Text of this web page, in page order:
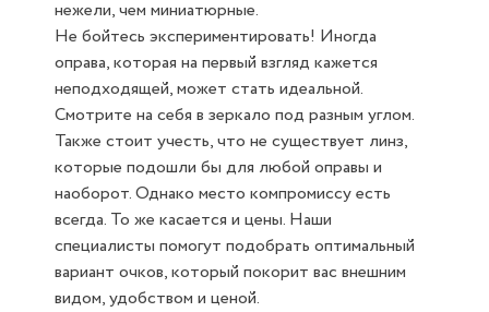
нежели, чем миниатюрные.
Не бойтесь экспериментировать! Иногда
оправа, которая на первый взгляд кажется
неподходящей, может стать идеальной.
Смотрите на себя в зеркало под разным углом.
Также стоит учесть, что не существует линз,
которые подошли бы для любой оправы и
наоборот. Однако место компромиссу есть
всегда. То же касается и цены. Наши
специалисты помогут подобрать оптимальный
вариант очков, который покорит вас внешним
видом, удобством и ценой.